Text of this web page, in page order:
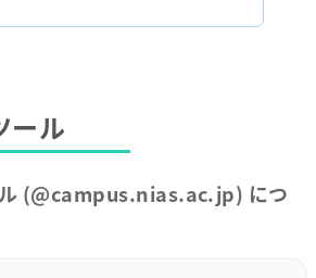
ール
(@campus.nias.ac.jp) につ